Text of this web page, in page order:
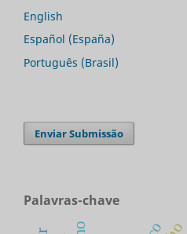
English
Español (España)
Português (Brasil)
Enviar Submissão
Palavras-chave